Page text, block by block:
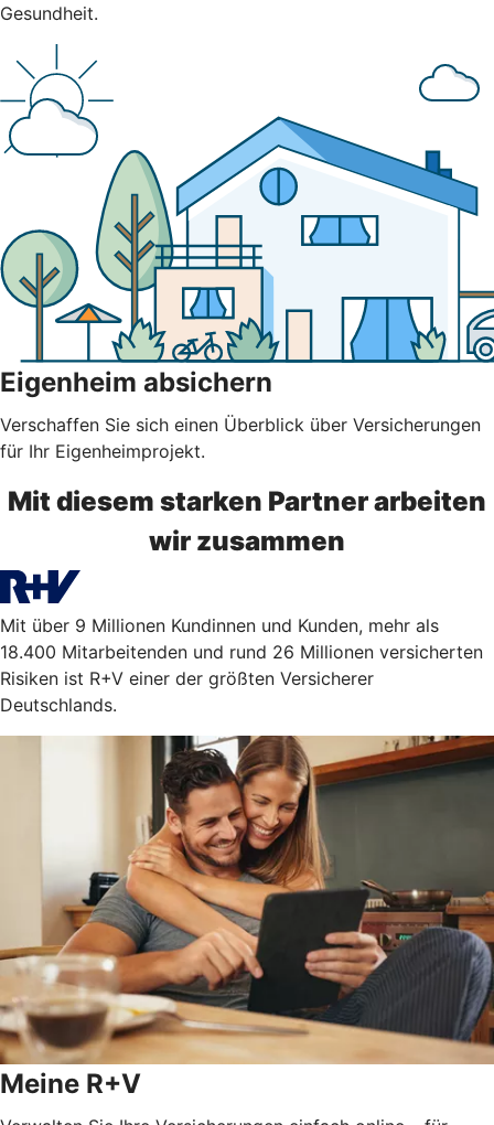
Gesundheit.
Eigenheim absichern
Verschaffen Sie sich einen Überblick über Versicherungen
für Ihr Eigenheimprojekt.
Mit diesem starken Partner arbeiten
wir zusammen
Mit über 9 Millionen Kundinnen und Kunden, mehr als
18.400 Mitarbeitenden und rund 26 Millionen versicherten
Risiken ist R+V einer der größten Versicherer
Deutschlands.
Meine R+V